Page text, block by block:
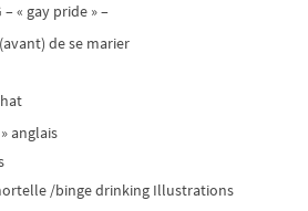
« gay pride » –
de se marier
anglais
/binge drinking Illustrations